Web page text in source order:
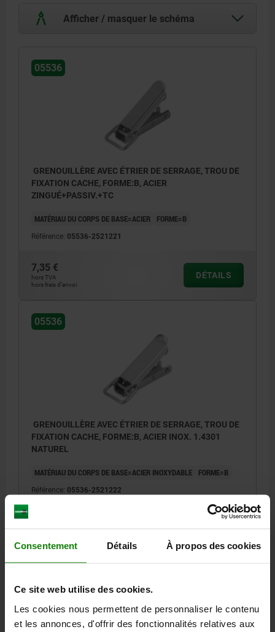
Consentement Détails À propos des cookies
Ce site web utilise des cookies.
Les cookies nous permettent de personnaliser le contenu
et les annonces, d'offrir des fonctionnalités relatives aux
Afficher / masquer le schéma
05536
GRENOUILLÈRE AVEC ÉTRIER DE SERRAGE, TROU DE
FIXATION CACHE, FORME:B, ACIER
ZINGUÉ+PASSIV.+TC
MATÉRIAU DU CORPS DE BASE=ACIER FORME=B
Référence: 05536-2521221
7,35 €
hors TVA
hors frais d’envoi
DÉTAILS
05536
GRENOUILLÈRE AVEC ÉTRIER DE SERRAGE, TROU DE
FIXATION CACHE, FORME:B, ACIER INOX. 1.4301
NATUREL
MATÉRIAU DU CORPS DE BASE=ACIER INOXYDABLE FORME=B
Référence: 05536-2521222
FORMES
DÉTAILS